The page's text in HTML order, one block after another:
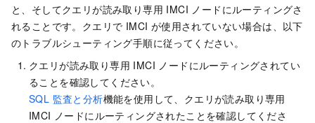
と、そしてクエリが読み取り専用 IMCI ノードにルーティングさ
れることです。クエリで IMCI が使用されていない場合は、以下
のトラブルシューティング手順に従ってください。
クエリが読み取り専用 IMCI ノードにルーティングされてい
ることを確認してください。
SQL 監査と分析機能を使用して、クエリが読み取り専用
IMCI ノードにルーティングされたことを確認してくださ